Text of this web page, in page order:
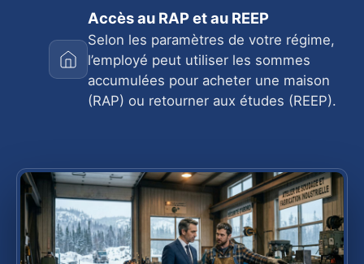
Accès au RAP et au REEP
Selon les paramètres de votre régime,
l’employé peut utiliser les sommes
accumulées pour acheter une maison
(RAP) ou retourner aux études (REEP).